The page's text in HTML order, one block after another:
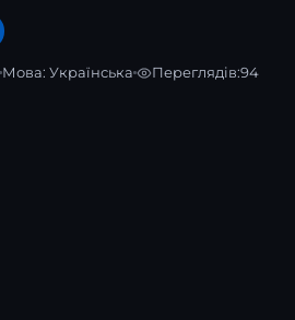
Мова: Українська Переглядів:94